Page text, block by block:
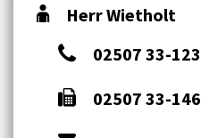
Herr Wietholt
02507 33-123
02507 33-146